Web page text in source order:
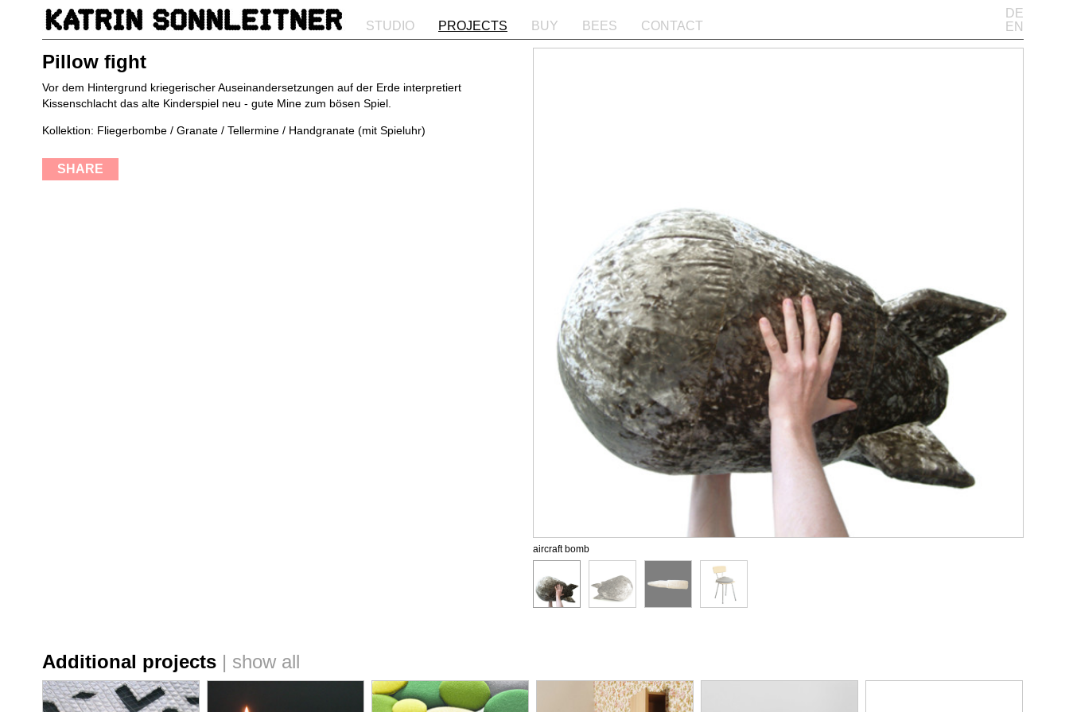
STUDIO PROJECTS BUY BEES CONTACT
DE
EN
aircraft bomb
Pillow fight
Vor dem Hintergrund kriegerischer Auseinandersetzungen auf der Erde interpretiert
Kissenschlacht das alte Kinderspiel neu - gute Mine zum bösen Spiel.
Kollektion: Fliegerbombe / Granate / Tellermine / Handgranate (mit Spieluhr)
SHARE
Additional projects | show all